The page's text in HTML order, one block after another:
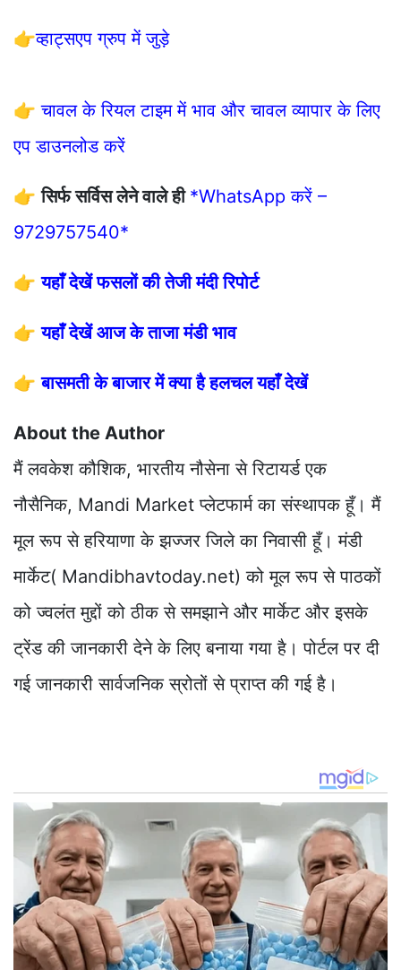
👉व्हाट्सएप ग्रुप में जुड़े
👉चावल के रियल टाइम में भाव और चावल व्यापार के लिए
एप डाउनलोड करें
👉सिर्फ सर्विस लेने वाले ही *WhatsApp करें –
9729757540*
👉यहाँ देखें फसलों की तेजी मंदी रिपोर्ट
👉यहाँ देखें आज के ताजा मंडी भाव
👉बासमती के बाजार में क्या है हलचल यहाँ देखें
About the Author
मैं लवकेश कौशिक, भारतीय नौसेना से रिटायर्ड एक
नौसैनिक, Mandi Market प्लेटफार्म का संस्थापक हूँ। मैं
मूल रूप से हरियाणा के झज्जर जिले का निवासी हूँ। मंडी
मार्केट( Mandibhavtoday.net) को मूल रूप से पाठकों
को ज्वलंत मुद्दों को ठीक से समझाने और मार्केट और इसके
ट्रेंड की जानकारी देने के लिए बनाया गया है। पोर्टल पर दी
गई जानकारी सार्वजनिक स्रोतों से प्राप्त की गई है।